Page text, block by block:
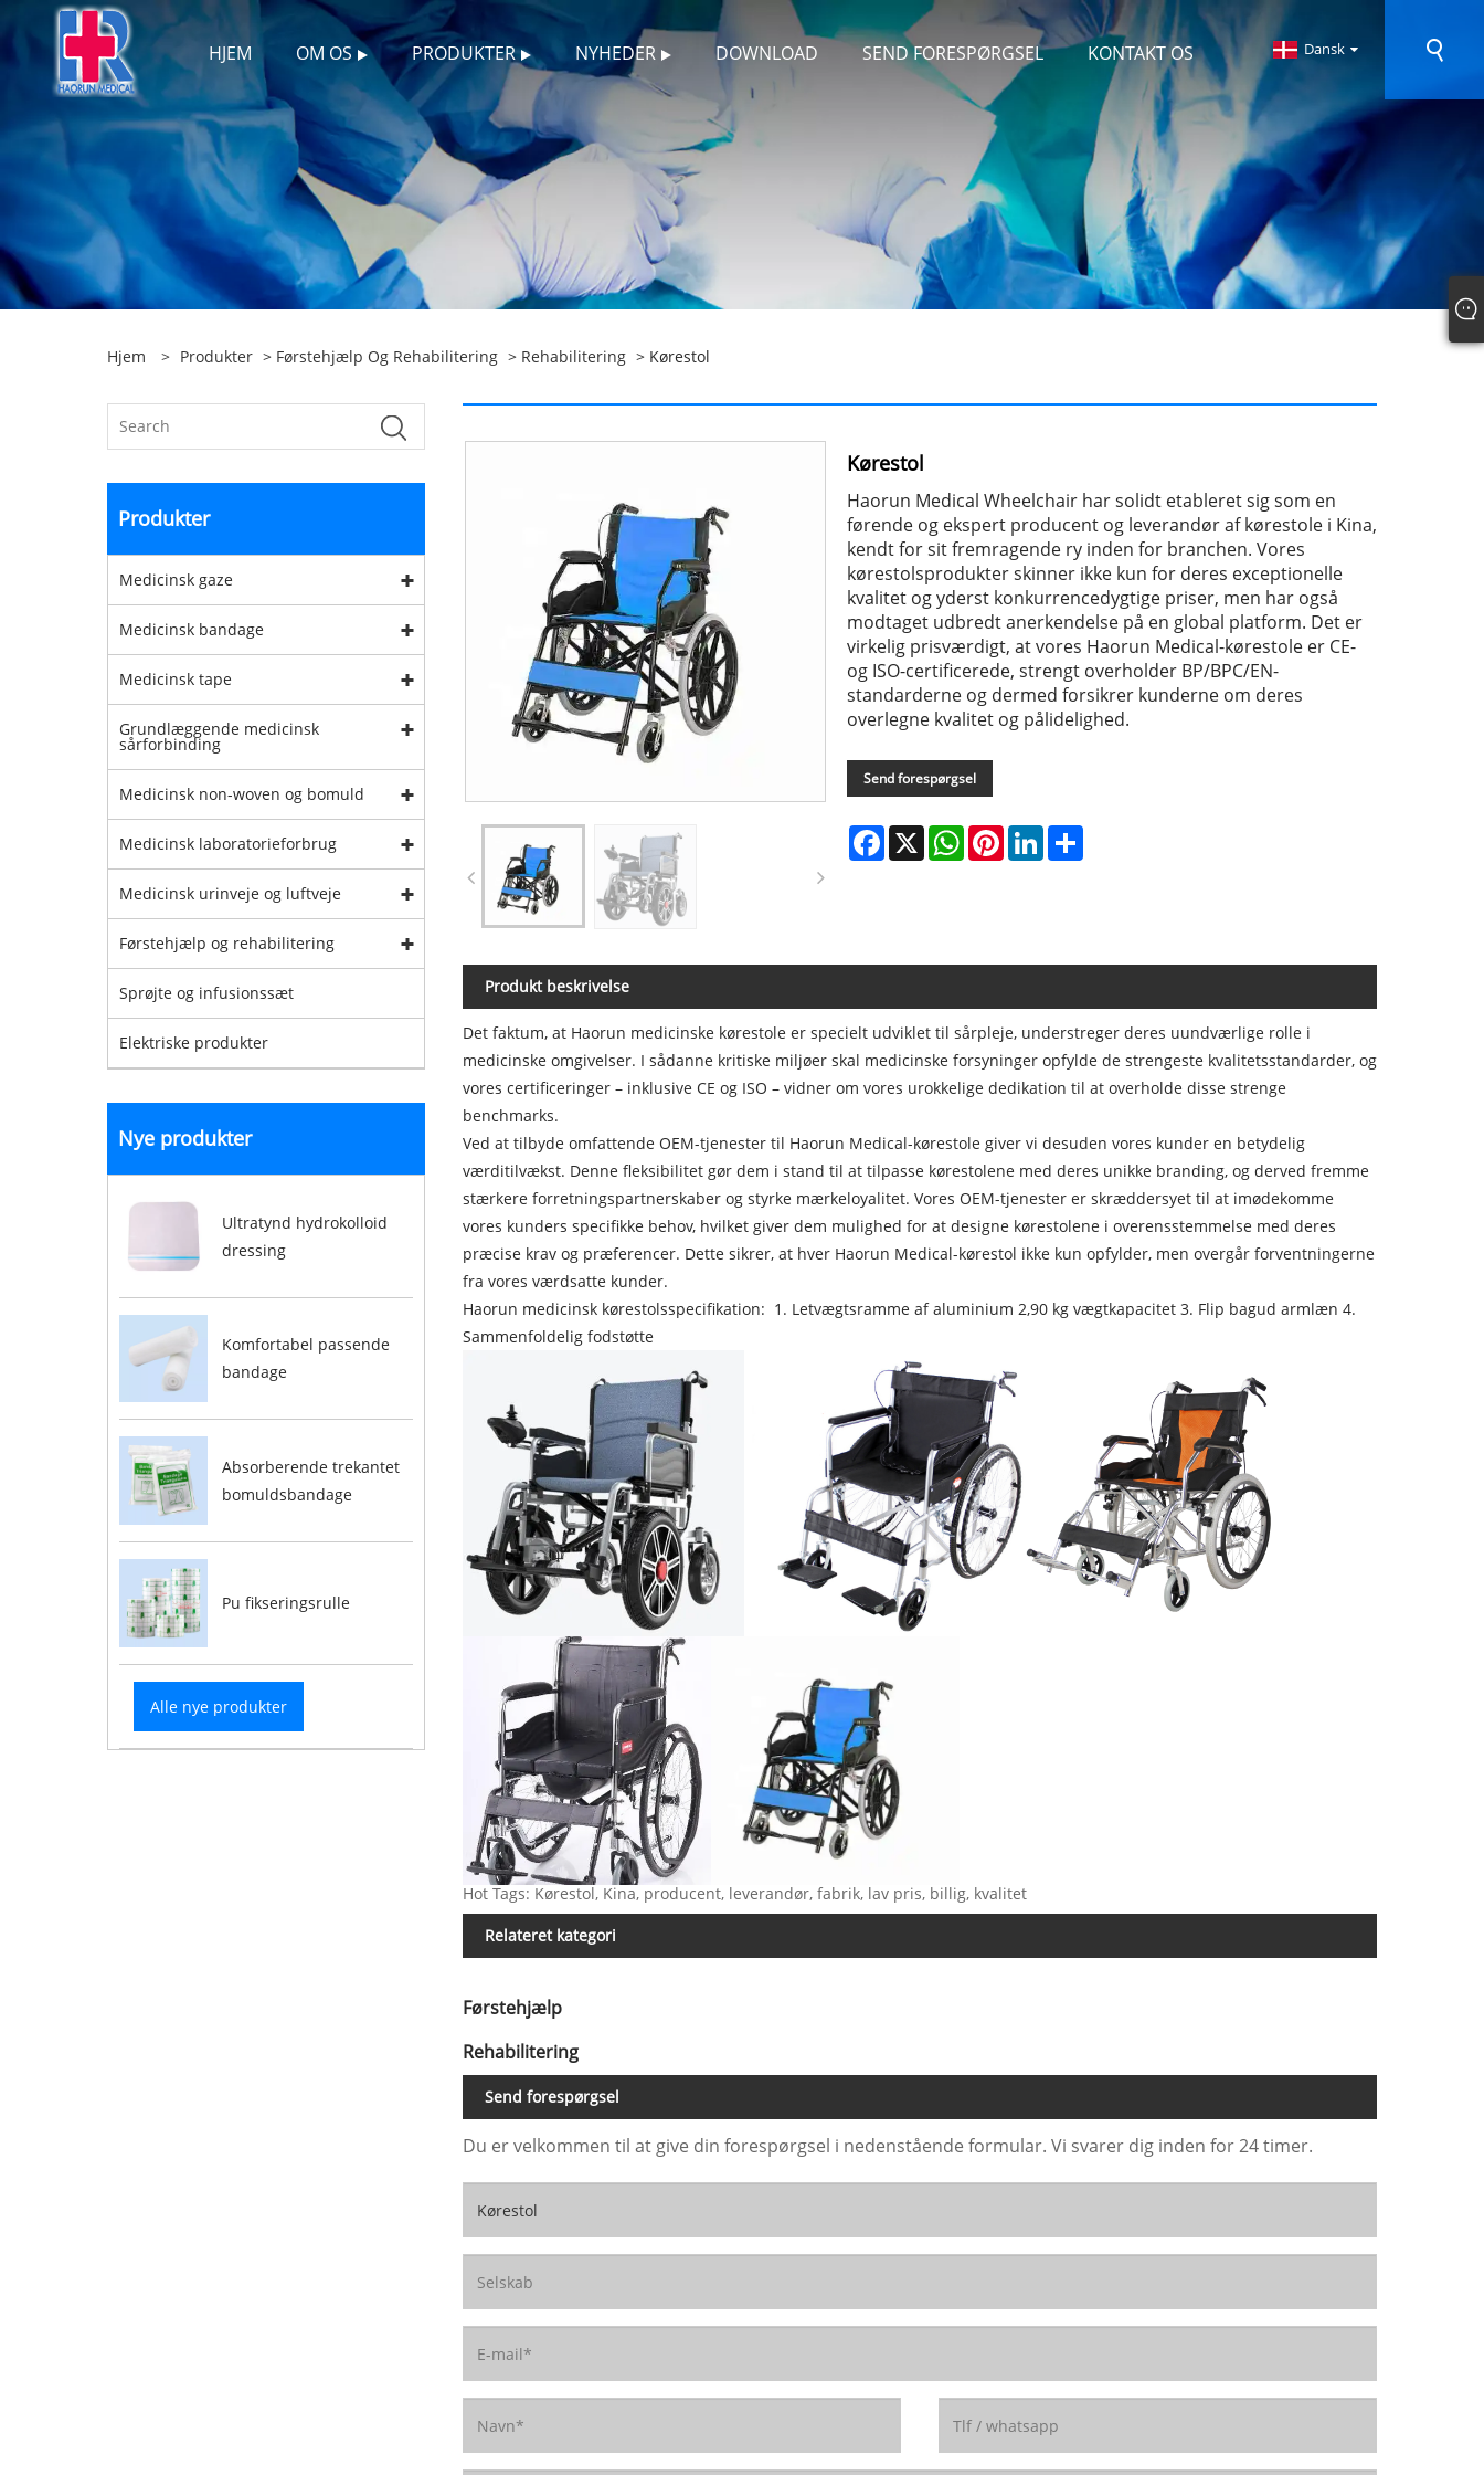
HJEM OM OS PRODUKTER NYHEDER DOWNLOAD SEND FORESPØRGSEL KONTAKT OS Dansk
Hjem > Produkter > Førstehjælp Og Rehabilitering > Rehabilitering > Kørestol
Produkter
Medicinsk gaze
Medicinsk bandage
Medicinsk tape
Grundlæggende medicinsk
sårforbinding
Medicinsk non-woven og bomuld
Medicinsk laboratorieforbrug
Medicinsk urinveje og luftveje
Førstehjælp og rehabilitering
Sprøjte og infusionssæt
Elektriske produkter
Nye produkter
Ultratynd hydrokolloid
dressing
Komfortabel passende
bandage
Absorberende trekantet
bomuldsbandage
Pu fikseringsrulle
Alle nye produkter
Kørestol
Haorun Medical Wheelchair har solidt etableret sig som en
førende og ekspert producent og leverandør af kørestole i Kina,
kendt for sit fremragende ry inden for branchen. Vores
kørestolsprodukter skinner ikke kun for deres exceptionelle
kvalitet og yderst konkurrencedygtige priser, men har også
modtaget udbredt anerkendelse på en global platform. Det er
virkelig prisværdigt, at vores Haorun Medical-kørestole er CE-
og ISO-certificerede, strengt overholder BP/BPC/EN-
standarderne og dermed forsikrer kunderne om deres
overlegne kvalitet og pålidelighed.
Send forespørgsel
Facebook
X WhatsAppPinterestLinkedInShare
Produkt beskrivelse
Det faktum, at Haorun medicinske kørestole er specielt udviklet til sårpleje, understreger deres uundværlige rolle i
medicinske omgivelser. I sådanne kritiske miljøer skal medicinske forsyninger opfylde de strengeste kvalitetsstandarder, og
vores certificeringer – inklusive CE og ISO – vidner om vores urokkelige dedikation til at overholde disse strenge
benchmarks.
Ved at tilbyde omfattende OEM-tjenester til Haorun Medical-kørestole giver vi desuden vores kunder en betydelig
værditilvækst. Denne fleksibilitet gør dem i stand til at tilpasse kørestolene med deres unikke branding, og derved fremme
stærkere forretningspartnerskaber og styrke mærkeloyalitet. Vores OEM-tjenester er skræddersyet til at imødekomme
vores kunders specifikke behov, hvilket giver dem mulighed for at designe kørestolene i overensstemmelse med deres
præcise krav og præferencer. Dette sikrer, at hver Haorun Medical-kørestol ikke kun opfylder, men overgår forventningerne
fra vores værdsatte kunder.
Haorun medicinsk kørestolsspecifikation: 1. Letvægtsramme af aluminium 2,90 kg vægtkapacitet 3. Flip bagud armlæn 4.
Sammenfoldelig fodstøtte
Hot Tags: Kørestol, Kina, producent, leverandør, fabrik, lav pris, billig, kvalitet
Relateret kategori
Førstehjælp
Rehabilitering
Send forespørgsel
Du er velkommen til at give din forespørgsel i nedenstående formular. Vi svarer dig inden for 24 timer.